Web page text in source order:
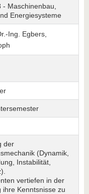
- Maschinenbau,
Energiesysteme
Ing. Egbers,
der
(Dynamik,
Instabilität,
vertiefen in der
ihre Kenntsnisse zu